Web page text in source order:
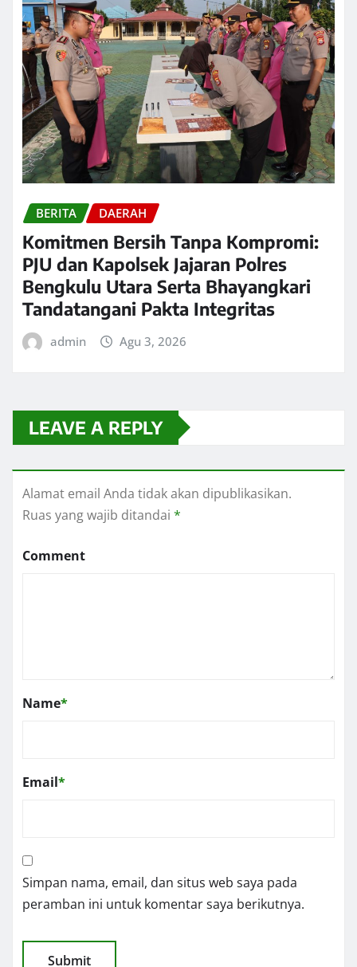
BERITA DAERAH
Komitmen Bersih Tanpa Kompromi:
PJU dan Kapolsek Jajaran Polres
Bengkulu Utara Serta Bhayangkari
Tandatangani Pakta Integritas
admin Agu 3, 2026
LEAVE A REPLY
Alamat email Anda tidak akan dipublikasikan.
Ruas yang wajib ditandai *
Comment
Name*
Email*
Simpan nama, email, dan situs web saya pada
peramban ini untuk komentar saya berikutnya.